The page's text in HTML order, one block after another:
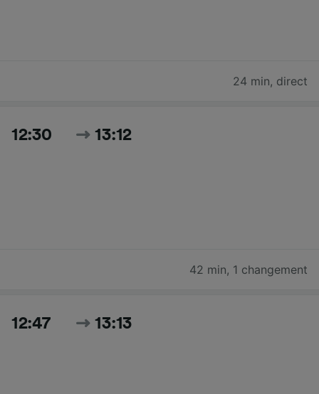
24 min, direct
12:30 13:12
42 min, 1 changement
12:47 13:13